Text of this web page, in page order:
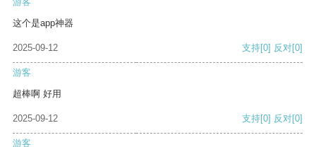
这个是app神器
2025-09-12 支持[0] 反对[0]
游客
超棒啊 好用
2025-09-12 支持[0] 反对[0]
游客